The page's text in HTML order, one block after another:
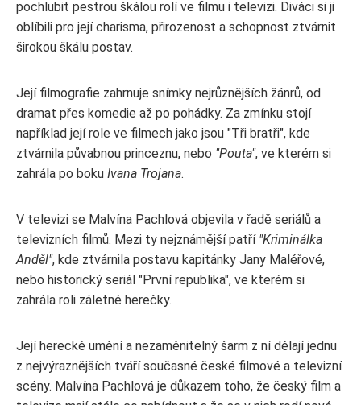
pochlubit pestrou škálou rolí ve filmu i televizi. Diváci si ji
oblíbili pro její charisma, přirozenost a schopnost ztvárnit
širokou škálu postav.
Její filmografie zahrnuje snímky nejrůznějších žánrů, od
dramat přes komedie až po pohádky. Za zmínku stojí
například její role ve filmech jako jsou "Tři bratři", kde
ztvárnila půvabnou princeznu, nebo "Pouta", ve kterém si
zahrála po boku Ivana Trojana.
V televizi se Malvína Pachlová objevila v řadě seriálů a
televizních filmů. Mezi ty nejznámější patří "Kriminálka
Anděl", kde ztvárnila postavu kapitánky Jany Maléřové,
nebo historický seriál "První republika", ve kterém si
zahrála roli záletné herečky.
Její herecké umění a nezaměnitelný šarm z ní dělají jednu
z nejvýraznějších tváří současné české filmové a televizní
scény. Malvína Pachlová je důkazem toho, že český film a